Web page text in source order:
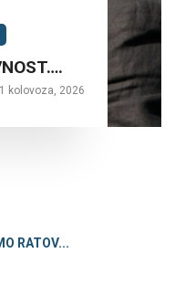
1 kolovoza, 2026
RATOV...